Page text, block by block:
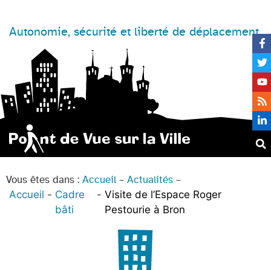
Autonomie, sécurité et liberté de déplacement
Vous êtes dans : Accueil – Actualités –
Accueil
Cadre
bâti
Visite de l’Espace Roger
Pestourie à Bron